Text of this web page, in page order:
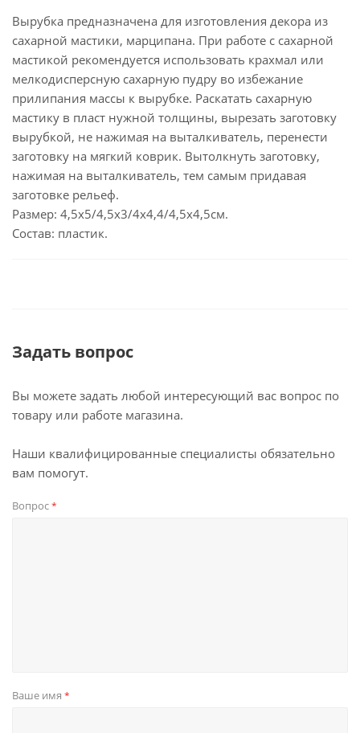
Вырубка предназначена для изготовления декора из
сахарной мастики, марципана. При работе с сахарной
мастикой рекомендуется использовать крахмал или
мелкодисперсную сахарную пудру во избежание
прилипания массы к вырубке. Раскатать сахарную
мастику в пласт нужной толщины, вырезать заготовку
вырубкой, не нажимая на выталкиватель, перенести
заготовку на мягкий коврик. Вытолкнуть заготовку,
нажимая на выталкиватель, тем самым придавая
заготовке рельеф.
Размер: 4,5х5/4,5х3/4х4,4/4,5х4,5см.
Состав: пластик.
Задать вопрос
Вы можете задать любой интересующий вас вопрос по
товару или работе магазина.
Наши квалифицированные специалисты обязательно
вам помогут.
Вопрос*
Ваше имя *